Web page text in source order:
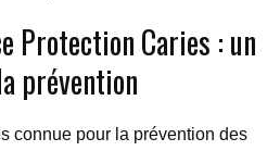
Protection Caries : un
prévention
connue pour la prévention des